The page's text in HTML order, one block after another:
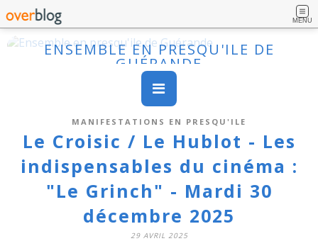
MENU
ENSEMBLE EN PRESQU'ILE DE
GUÉRANDE
MANIFESTATIONS EN PRESQU'ILE
Le Croisic / Le Hublot - Les
indispensables du cinéma :
"Le Grinch" - Mardi 30
décembre 2025
29 AVRIL 2025